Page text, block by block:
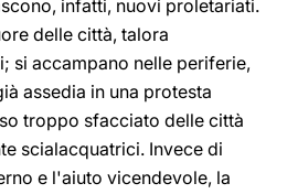
infatti, nuovi proletariati.
delle città, talora
si accampano nelle periferie,
assedia in una protesta
troppo sfacciato delle città
scialacquatrici. Invece di
e l'aiuto vicendevole, la